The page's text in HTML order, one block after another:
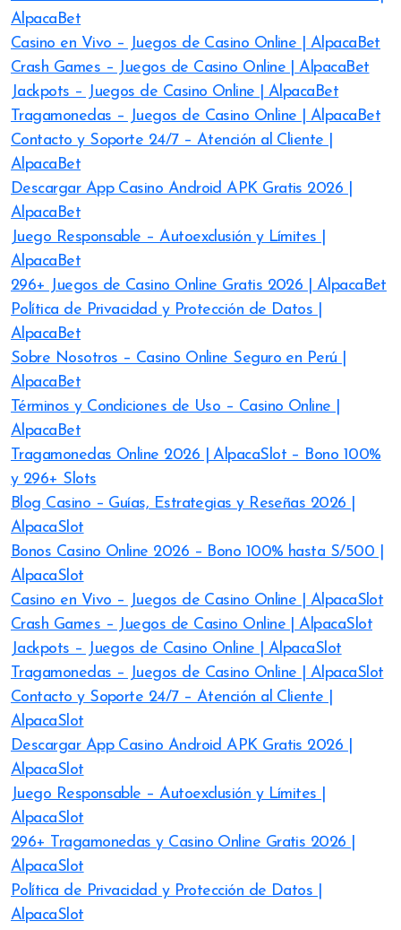
AlpacaBet
Casino en Vivo – Juegos de Casino Online | AlpacaBet
Crash Games – Juegos de Casino Online | AlpacaBet
Jackpots – Juegos de Casino Online | AlpacaBet
Tragamonedas – Juegos de Casino Online | AlpacaBet
Contacto y Soporte 24/7 – Atención al Cliente |
AlpacaBet
Descargar App Casino Android APK Gratis 2026 |
AlpacaBet
Juego Responsable – Autoexclusión y Límites |
AlpacaBet
296+ Juegos de Casino Online Gratis 2026 | AlpacaBet
Política de Privacidad y Protección de Datos |
AlpacaBet
Sobre Nosotros – Casino Online Seguro en Perú |
AlpacaBet
Términos y Condiciones de Uso – Casino Online |
AlpacaBet
Tragamonedas Online 2026 | AlpacaSlot – Bono 100%
y 296+ Slots
Blog Casino – Guías, Estrategias y Reseñas 2026 |
AlpacaSlot
Bonos Casino Online 2026 – Bono 100% hasta S/500 |
AlpacaSlot
Casino en Vivo – Juegos de Casino Online | AlpacaSlot
Crash Games – Juegos de Casino Online | AlpacaSlot
Jackpots – Juegos de Casino Online | AlpacaSlot
Tragamonedas – Juegos de Casino Online | AlpacaSlot
Contacto y Soporte 24/7 – Atención al Cliente |
AlpacaSlot
Descargar App Casino Android APK Gratis 2026 |
AlpacaSlot
Juego Responsable – Autoexclusión y Límites |
AlpacaSlot
296+ Tragamonedas y Casino Online Gratis 2026 |
AlpacaSlot
Política de Privacidad y Protección de Datos |
AlpacaSlot